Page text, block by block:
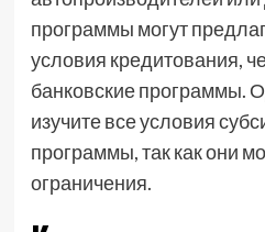
программы могут
условия кредитования,
банковские программы.
изучите все условия
программы, так как они
ограничения.